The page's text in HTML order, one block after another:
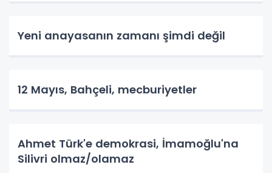
Yeni anayasanın zamanı şimdi değil
12 Mayıs, Bahçeli, mecburiyetler
Ahmet Türk'e demokrasi, İmamoğlu'na
Silivri olmaz/olamaz